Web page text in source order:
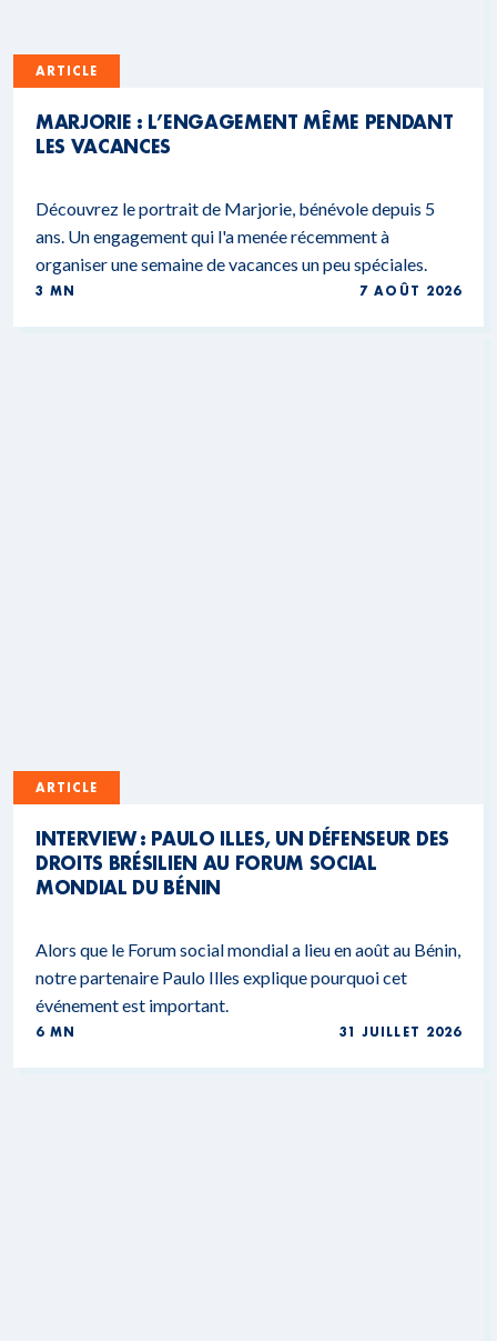
ARTICLE
MARJORIE : L’ENGAGEMENT MÊME PENDANT
LES VACANCES
Découvrez le portrait de Marjorie, bénévole depuis 5
ans. Un engagement qui l'a menée récemment à
organiser une semaine de vacances un peu spéciales.
3 MN 7 AOÛT 2026
ARTICLE
INTERVIEW : PAULO ILLES, UN DÉFENSEUR DES
DROITS BRÉSILIEN AU FORUM SOCIAL
MONDIAL DU BÉNIN
Alors que le Forum social mondial a lieu en août au Bénin,
notre partenaire Paulo Illes explique pourquoi cet
événement est important.
6 MN 31 JUILLET 2026